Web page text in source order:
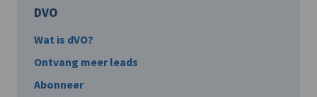
DVO
Wat is dVO?
Ontvang meer leads
Abonneer